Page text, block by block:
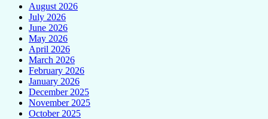
August 2026
July 2026
June 2026
May 2026
April 2026
March 2026
February 2026
January 2026
December 2025
November 2025
October 2025